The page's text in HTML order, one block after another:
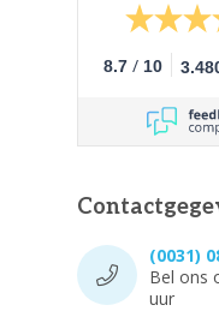
8.7 / 10
(0031)
Bel ons
uur